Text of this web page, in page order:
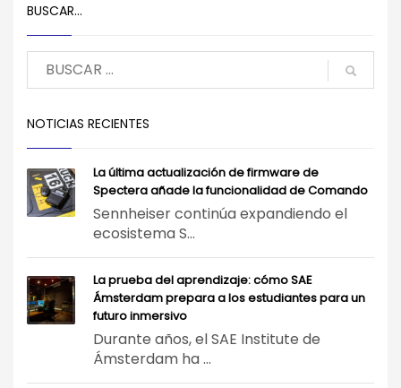
BUSCAR…
NOTICIAS RECIENTES
La última actualización de firmware de
Spectera añade la funcionalidad de Comando
Sennheiser continúa expandiendo el
ecosistema S...
La prueba del aprendizaje: cómo SAE
Ámsterdam prepara a los estudiantes para un
futuro inmersivo
Durante años, el SAE Institute de
Ámsterdam ha ...